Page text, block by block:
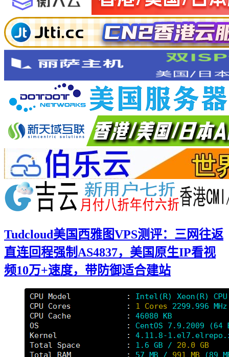
Tudcloud美国西雅图VPS测评：三网往返
直连回程强制AS4837，美国原生IP看视
频10万+速度，带防御适合建站